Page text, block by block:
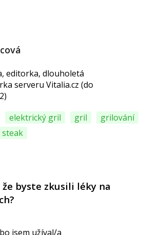
editorka, dlouholetá
serveru Vitalia.cz (do
elektrický gril gril
grilování
steak
byste zkusili léky na
jsem užíval/a